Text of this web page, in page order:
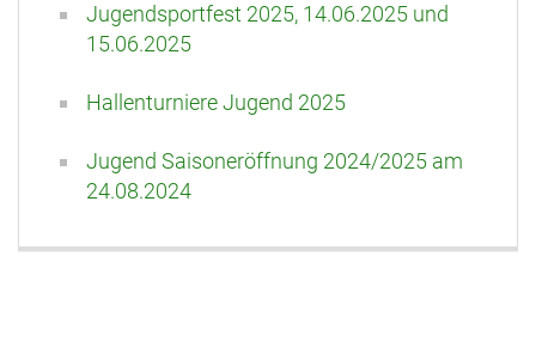
Jugendsportfest 2025, 14.06.2025 und
15.06.2025
Hallenturniere Jugend 2025
Jugend Saisoneröffnung 2024/2025 am
24.08.2024